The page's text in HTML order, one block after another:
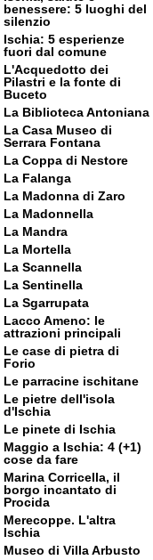
benessere: 5 luoghi del
silenzio
Ischia: 5 esperienze
fuori dal comune
L'Acquedotto dei
Pilastri e la fonte di
Buceto
La Biblioteca Antoniana
La Casa Museo di
Serrara Fontana
La Coppa di Nestore
La Falanga
La Madonna di Zaro
La Madonnella
La Mandra
La Mortella
La Scannella
La Sentinella
La Sgarrupata
Lacco Ameno: le
attrazioni principali
Le case di pietra di
Forio
Le parracine ischitane
Le pietre dell'isola
d'Ischia
Le pinete di Ischia
Maggio a Ischia: 4 (+1)
cose da fare
Marina Corricella, il
borgo incantato di
Procida
Merecoppe. L'altra
Ischia
Museo di Villa Arbusto